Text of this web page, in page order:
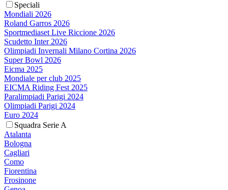
Speciali
Mondiali 2026
Roland Garros 2026
Sportmediaset Live Riccione 2026
Scudetto Inter 2026
Olimpiadi Invernali Milano Cortina 2026
Super Bowl 2026
Eicma 2025
Mondiale per club 2025
EICMA Riding Fest 2025
Paralimpiadi Parigi 2024
Olimpiadi Parigi 2024
Euro 2024
Squadra Serie A
Atalanta
Bologna
Cagliari
Como
Fiorentina
Frosinone